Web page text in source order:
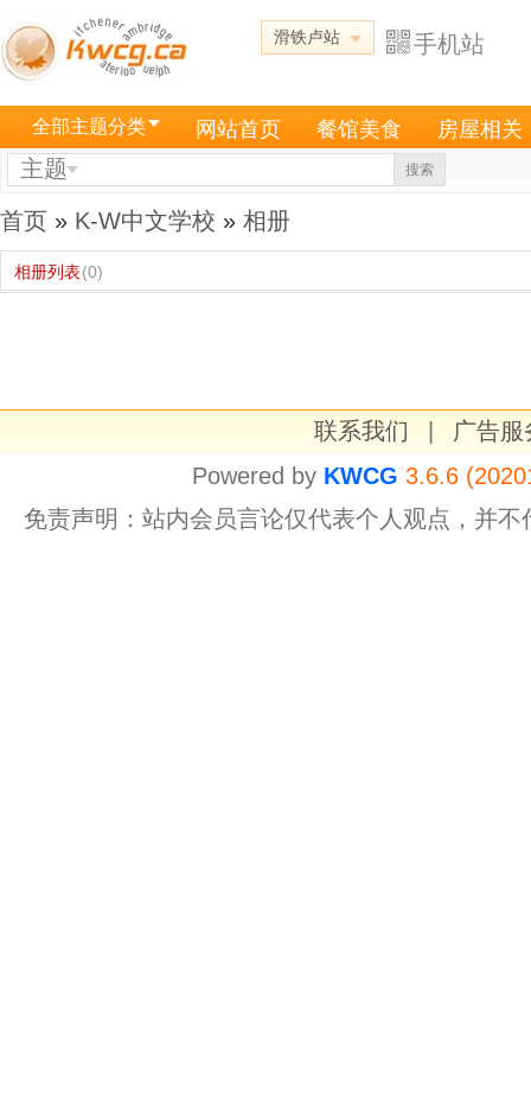
滑铁卢站 手机站
全部主题分类 网站首页 餐馆美食 房屋相关
主题 搜索
首页 » K-W中文学校 » 相册
相册列表(0)
联系我们
广告服
Powered by KWCG 3.6.6
免责声明：站内会员言论仅代表个人观点，并